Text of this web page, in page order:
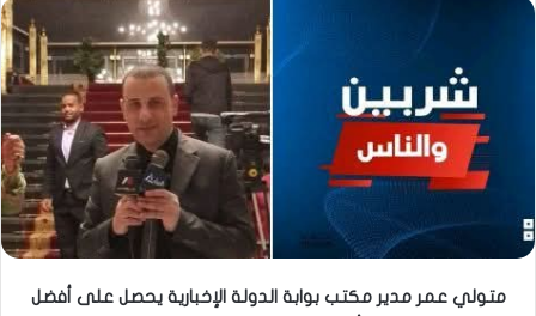
متولي عمر مدير مكتب بوابة الدولة الإخبارية يحصل على أفضل